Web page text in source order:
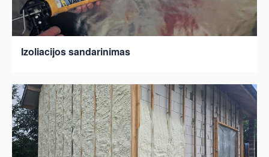
Izoliacijos sandarinimas